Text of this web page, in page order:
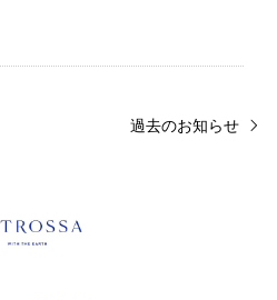
過去のお知らせ